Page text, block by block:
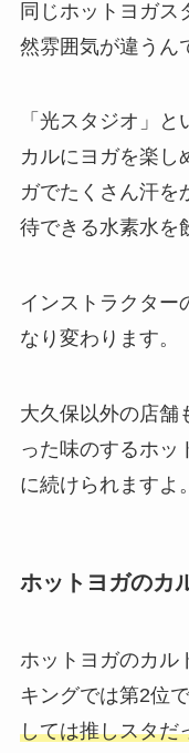
同じホットヨガス
然雰囲気が違うん
「光スタジオ」
と
カルにヨガを楽し
ガでたくさん汗を
待できる水素水を
インストラクター
なり変わります。
大久保以外の店舗
った味のするホッ
に続けられますよ。
ホットヨガのカ
ホットヨガのカル
キングでは第2位
しては推しスタだ